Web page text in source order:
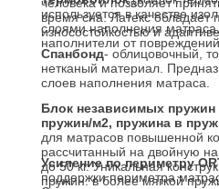
человека и позволяет
время сна. Латекс обладает
износостойкостью и
используется в качестве
слоями наполнения
наполнители от повреждений.
Спанбонд- облицовочный,
нетканый материал.
слоев наполнения матраса.
Блок независимых пружин
пружин/м2, пружина в
для матрасов повышенной
рассчитанный на двойную
до 50 кг. Уникальная
пружин: в более мягкой
Усиление по периметру
поддержки периметра